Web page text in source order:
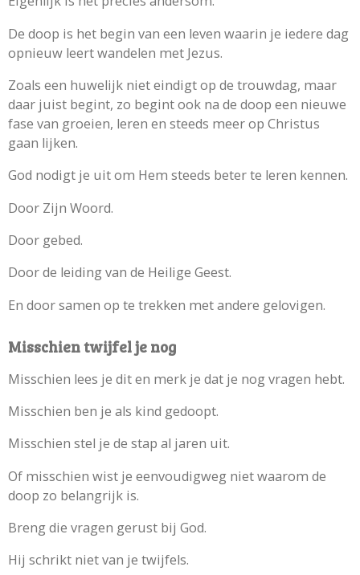
De doop is het begin van een leven waarin je iedere dag
opnieuw leert wandelen met Jezus.
Zoals een huwelijk niet eindigt op de trouwdag, maar
daar juist begint, zo begint ook na de doop een nieuwe
fase van groeien, leren en steeds meer op Christus
gaan lijken.
God nodigt je uit om Hem steeds beter te leren kennen.
Door Zijn Woord.
Door gebed.
Door de leiding van de Heilige Geest.
En door samen op te trekken met andere gelovigen.
Misschien twijfel je nog
Misschien lees je dit en merk je dat je nog vragen hebt.
Misschien ben je als kind gedoopt.
Misschien stel je de stap al jaren uit.
Of misschien wist je eenvoudigweg niet waarom de
doop zo belangrijk is.
Breng die vragen gerust bij God.
Hij schrikt niet van je twijfels.